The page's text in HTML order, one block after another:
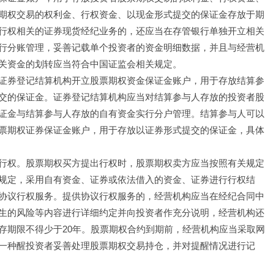
交易的权利金、行权资金、以现金形式提交的保证金存放于期
相关的证券现货经纪业务的，还应当在存管银行单独开立相关
分账管理，妥善记载单个投资者的资金明细数据，并且与经营机
金的划转应当符合中国证监会相关规定。
登记结算机构开立股票期权资金保证金账户，用于存放结算参
的保证金。证券登记结算机构应当对结算参与人存放的投资者股
与结算参与人存放的自有资金实行分户管理。结算参与人可以
期权证券保证金账户，用于存放以证券形式提交的保证金，具体
。股票期权买方提出行权时，股票期权卖方应当按照有关规定
定，采用自有资金、证券或依法借入的资金、证券进行行权结
行权服务。提供协议行权服务的，经营机构应当在经纪合同中
的风险等内容进行详细约定并向投资者作充分说明，经营机构还
限不得少于20年。股票期权合约到期前，经营机构应当采取网
种醒投资者妥善处理股票期权交易持仓，并对提醒情况进行记